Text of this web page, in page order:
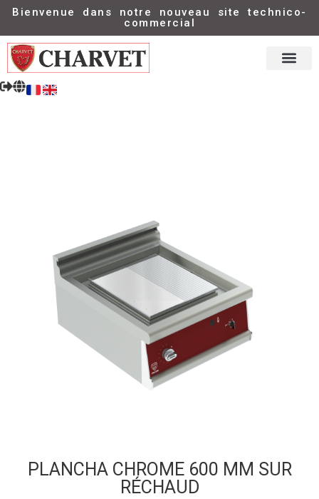
Bienvenue dans notre nouveau site technico-
commercial
PLANCHA CHROME 600 MM SUR
RÉCHAUD